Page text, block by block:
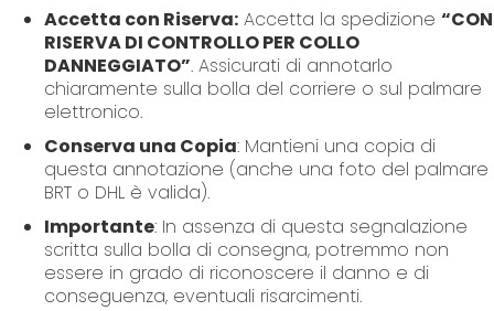
Accetta con Riserva: Accetta la spedizione “CON
RISERVA DI CONTROLLO PER COLLO
DANNEGGIATO”. Assicurati di annotarlo
chiaramente sulla bolla del corriere o sul palmare
elettronico.
Conserva una Copia: Mantieni una copia di
questa annotazione (anche una foto del palmare
BRT o DHL è valida).
Importante: In assenza di questa segnalazione
scritta sulla bolla di consegna, potremmo non
essere in grado di riconoscere il danno e di
conseguenza, eventuali risarcimenti.